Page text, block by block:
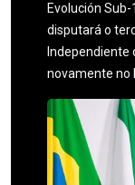
Evolución
disputará o
Independiente
novamente no